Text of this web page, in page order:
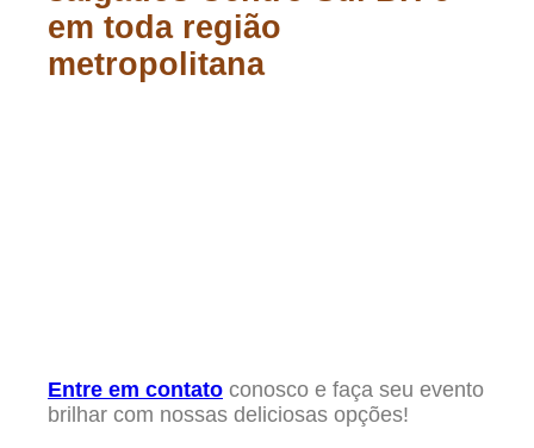
em toda região
metropolitana
Entre em contato conosco e faça seu evento
brilhar com nossas deliciosas opções!